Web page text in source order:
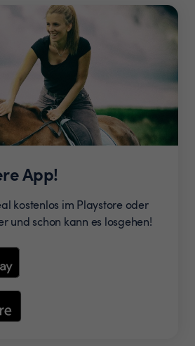
App!
kostenlos im Playstore oder
und schon kann es losgehen!